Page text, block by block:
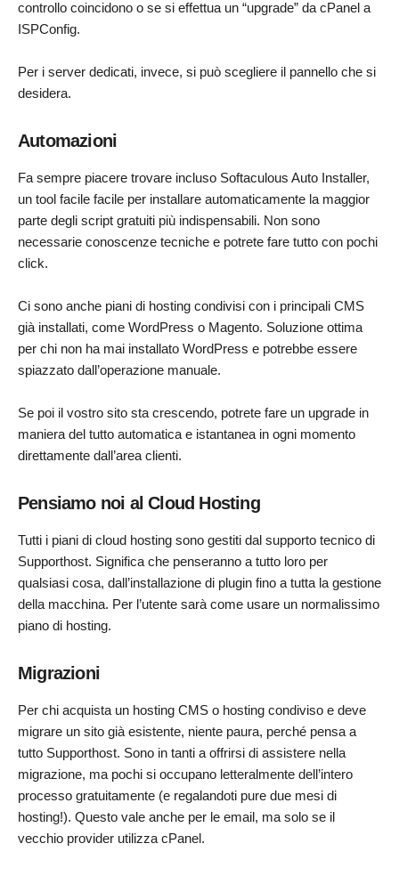
controllo coincidono o se si effettua un “upgrade” da cPanel a
ISPConfig.
Per i server dedicati, invece, si può scegliere il pannello che si
desidera.
Automazioni
Fa sempre piacere trovare incluso Softaculous Auto Installer,
un tool facile facile per installare automaticamente la maggior
parte degli script gratuiti più indispensabili. Non sono
necessarie conoscenze tecniche e potrete fare tutto con pochi
click.
Ci sono anche piani di hosting condivisi con i principali CMS
già installati, come WordPress o Magento. Soluzione ottima
per chi non ha mai installato WordPress e potrebbe essere
spiazzato dall’operazione manuale.
Se poi il vostro sito sta crescendo, potrete fare un upgrade in
maniera del tutto automatica e istantanea in ogni momento
direttamente dall’area clienti.
Pensiamo noi al Cloud Hosting
Tutti i piani di cloud hosting sono gestiti dal supporto tecnico di
Supporthost. Significa che penseranno a tutto loro per
qualsiasi cosa, dall’installazione di plugin fino a tutta la gestione
della macchina. Per l’utente sarà come usare un normalissimo
piano di hosting.
Migrazioni
Per chi acquista un hosting CMS o hosting condiviso e deve
migrare un sito già esistente, niente paura, perché pensa a
tutto Supporthost. Sono in tanti a offrirsi di assistere nella
migrazione, ma pochi si occupano letteralmente dell’intero
processo gratuitamente (e regalandoti pure due mesi di
hosting!). Questo vale anche per le email, ma solo se il
vecchio provider utilizza cPanel.